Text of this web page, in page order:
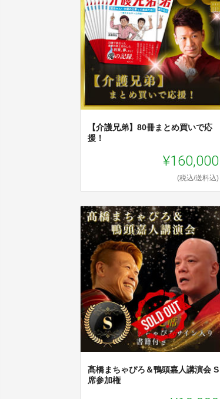
【介護兄弟】80冊まとめ買いで応
援！
¥160,000
(税込/送料込)
髙橋まちゃぴろ＆鴨頭嘉人講演会 S
席参加権